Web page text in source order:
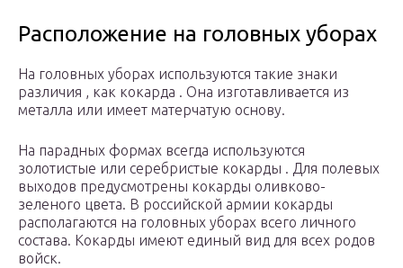
Расположение на головных уборах
На головных уборах используются такие знаки
различия , как кокарда . Она изготавливается из
металла или имеет матерчатую основу.
На парадных формах всегда используются
золотистые или серебристые кокарды . Для полевых
выходов предусмотрены кокарды оливково-
зеленого цвета. В российской армии кокарды
располагаются на головных уборах всего личного
состава. Кокарды имеют единый вид для всех родов
войск.